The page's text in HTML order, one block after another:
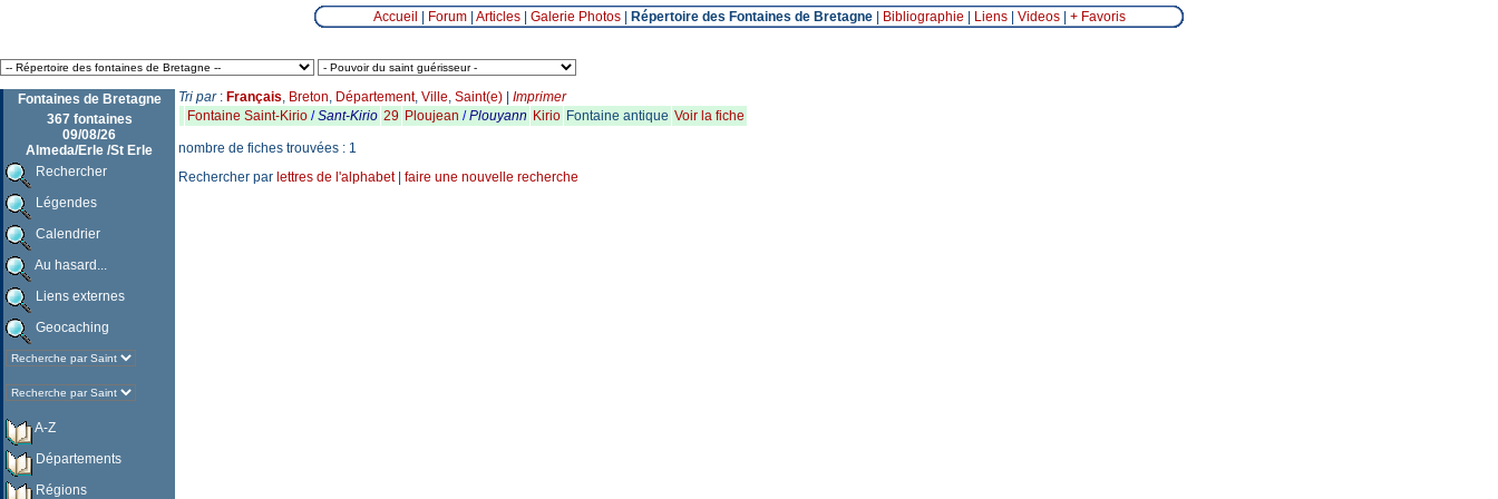
Accueil Forum| Articles| Galerie Photos| Répertoire des Fontaines de Bretagne| Bibliographie Liens| Videos| + Favoris
Fontaines de Bretagne
367 fontaines
09/08/26
Almeda/Erle /St Erle
Rechercher
Légendes
Calendrier
Au hasard...
Liens externes
Geocaching
A-Z
Départements
Régions
Tri par: Français, Breton, Département, Ville, Saint(e)
Imprimer
Fontaine Saint-Kirio /Sant-Kirio 29 Ploujean /Plouyann Kirio Fontaine antique Voir la fiche
nombre de fiches trouvées : 1
Rechercher par lettres de l'alphabet| faire une nouvelle recherche